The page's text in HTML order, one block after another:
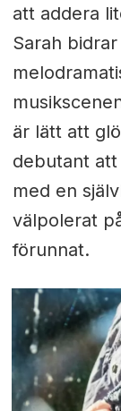
att addera
Sarah
är lätt att
debutant
med en
välpolerat
förunnat.